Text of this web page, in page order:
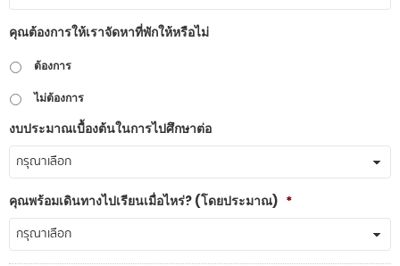
คุณต้องการให้เราจัดหาที่พักให้หรือไม่
ต้องการ
ไม่ต้องการ
งบประมาณเบื้องต้นในการไปศึกษาต่อ
คุณพร้อมเดินทางไปเรียนเมื่อไหร่? (โดยประมาณ) *